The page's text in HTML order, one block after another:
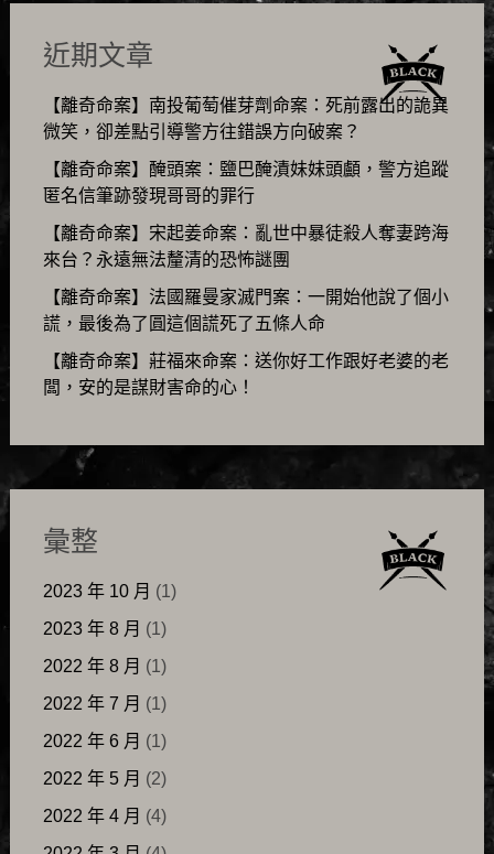
近期文章
【離奇命案】南投葡萄催芽劑命案：死前露出的詭異
微笑，卻差點引導警方往錯誤方向破案？
【離奇命案】醃頭案：鹽巴醃漬妹妹頭顱，警方追蹤
匿名信筆跡發現哥哥的罪行
【離奇命案】宋起姜命案：亂世中暴徒殺人奪妻跨海
來台？永遠無法釐清的恐怖謎團
【離奇命案】法國羅曼家滅門案：一開始他說了個小
謊，最後為了圓這個謊死了五條人命
【離奇命案】莊福來命案：送你好工作跟好老婆的老
闆，安的是謀財害命的心！
彙整
2023 年 10 月 (1)
2023 年 8 月 (1)
2022 年 8 月 (1)
2022 年 7 月 (1)
2022 年 6 月 (1)
2022 年 5 月 (2)
2022 年 4 月 (4)